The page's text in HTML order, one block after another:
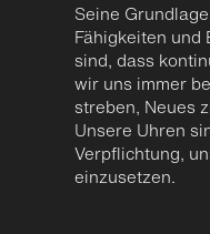
Seine
Fähigkeiten und
sind, dass
wir uns immer
streben, Neues
Unsere Uhren
Verpflichtung,
einzusetzen.